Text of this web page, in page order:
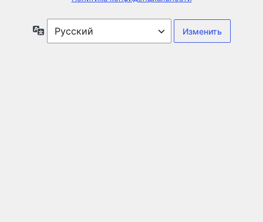
Язык